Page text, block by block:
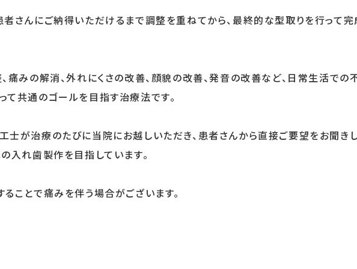
者さんにご納得いただけるまで調整を重ねてから、最終的な型取りを行って
痛みの解消、外れにくさの改善、顔貌の改善、発音の改善など、日常生活で
共通のゴールを目指す治療法です。
士が治療のたびに当院にお越しいただき、患者さんから直接ご要望をお聞き
入れ歯製作を目指しています。
ことで痛みを伴う場合がございます。